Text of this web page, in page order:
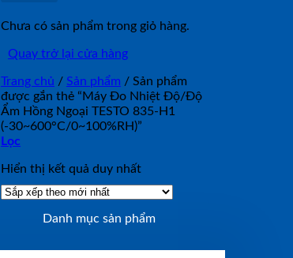
Chưa có sản phẩm trong giỏ hàng.
Quay trở lại cửa hàng
Trang chủ / Sản phẩm / Sản phẩm
được gắn thẻ “Máy Đo Nhiệt Độ/Độ
Ẩm Hồng Ngoại TESTO 835-H1
(-30~600°C/0~100%RH)”
Lọc
Hiển thị kết quả duy nhất
Danh mục sản phẩm